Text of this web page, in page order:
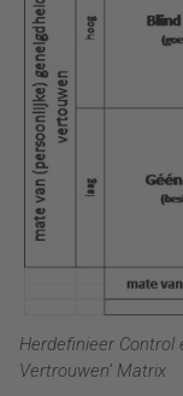
Herdefinieer Control
Vertrouwen’ Matrix